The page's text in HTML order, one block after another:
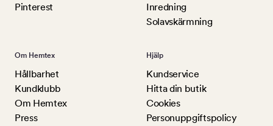
Pinterest
Inredning
Solavskärmning
Om Hemtex
Hållbarhet
Kundklubb
Om Hemtex
Press
Hjälp
Kundservice
Hitta din butik
Cookies
Personuppgiftspolicy